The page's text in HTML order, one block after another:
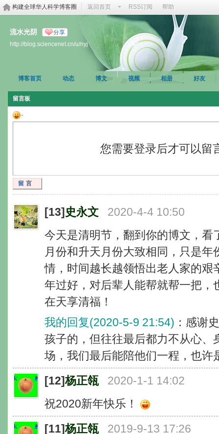
构建全球华人科学博客圈 返回首页 RSS订阅 帮助
流水光阴 分享
http://blog.sciencenet.cn/u/nyj
博客首页 动态 博文 视频 相册 好友
留言板
您需要登录后才可以留
留言
[13]史永文
2020-4-4 10:50
今天是清明节，翻到你的博文，
月份和升天月份大致相同，只是
情，时间越长越领悟出老人家的
年过好，对后辈人能帮就帮一把
在天享清福！
我的回复(2020-5-9 21:54) ：感谢
孩子的，但往往最后都力不从心、
场，我们最后能陪他们一程，也许
[12]杨正瓴
2020-1-1 14:02
祝2020新年快乐！
[11]杨正瓴
2019-9-13 17:26